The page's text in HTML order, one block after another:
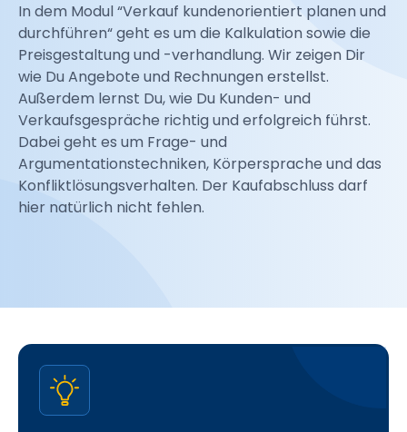
In dem Modul “Verkauf kundenorientiert planen und
durchführen“ geht es um die Kalkulation sowie die
Preisgestaltung und -verhandlung. Wir zeigen Dir
wie Du Angebote und Rechnungen erstellst.
Außerdem lernst Du, wie Du Kunden- und
Verkaufsgespräche richtig und erfolgreich führst.
Dabei geht es um Frage- und
Argumentationstechniken, Körpersprache und das
Konfliktlösungsverhalten. Der Kaufabschluss darf
hier natürlich nicht fehlen.